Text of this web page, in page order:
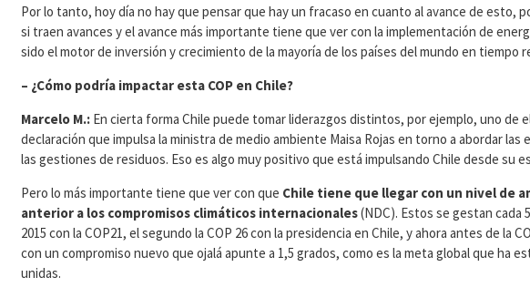
Por lo tanto, hoy día no hay que pensar que hay un fracaso en cuanto al avance de esto,
si traen avances y el avance más importante tiene que ver con la implementación de
sido el motor de inversión y crecimiento de la mayoría de los países del mundo en tiempo
– ¿Cómo podría impactar esta COP en Chile?
Marcelo M.: En cierta forma Chile puede tomar liderazgos distintos, por ejemplo, uno de
declaración que impulsa la ministra de medio ambiente Maisa Rojas en torno a abordar las
las gestiones de residuos. Eso es algo muy positivo que está impulsando Chile desde su
Pero lo más importante tiene que ver con que Chile tiene que llegar con un nivel de
anterior a los compromisos climáticos internacionales(NDC). Estos se gestan cada
2015 con la COP21, el segundo la COP 26 con la presidencia en Chile, y ahora antes de la
con un compromiso nuevo que ojalá apunte a 1,5 grados, como es la meta global que ha
unidas.